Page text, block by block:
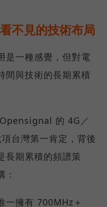
不見的技術布局
是一種感覺，但對電
間與技術的長期累積
的 4G／
台灣第一肯定，背後
長期累積的頻譜策
一擁有 700MHz＋